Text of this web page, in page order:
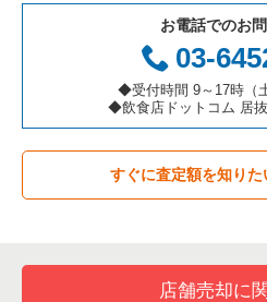
お弁当・惣菜・デリの居抜き売却
カラオケ・パブ・スナックの居抜
バーの居抜き売却物件の案件一覧
居酒屋・ダイニングバーの居抜き
三重県の飲食店の居抜き売却物件
大阪市都島区の飲食店の居抜き売
大阪市阿倍野区の飲食店の居抜き
東大阪市の飲食店の居抜き売却物
吹田市の飲食店の居抜き売却物件
大阪府のアジア料理の居抜き売却
大阪府のカフェの居抜き売却物件
大阪府のテイクアウトの居抜き売
大阪府のお弁当・惣菜・デリの居
大阪府のバーの居抜き売却物件の
お電話でのお
03-
◆受付時間 9～17時（
◆飲食店ドットコム 居
すぐに査定額を知りた
店舗売却に